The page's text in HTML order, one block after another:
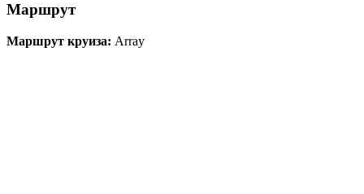
Маршрут
Маршрут круиза: Array